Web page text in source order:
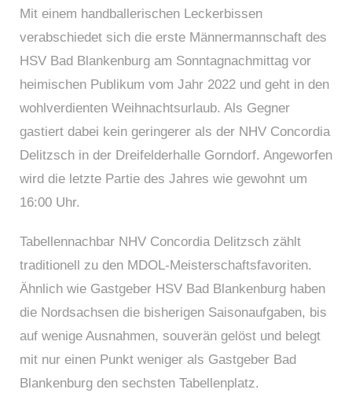
Mit einem handballerischen Leckerbissen
verabschiedet sich die erste Männermannschaft des
HSV Bad Blankenburg am Sonntagnachmittag vor
heimischen Publikum vom Jahr 2022 und geht in den
wohlverdienten Weihnachtsurlaub. Als Gegner
gastiert dabei kein geringerer als der NHV Concordia
Delitzsch in der Dreifelderhalle Gorndorf. Angeworfen
wird die letzte Partie des Jahres wie gewohnt um
16:00 Uhr.
Tabellennachbar NHV Concordia Delitzsch zählt
traditionell zu den MDOL-Meisterschaftsfavoriten.
Ähnlich wie Gastgeber HSV Bad Blankenburg haben
die Nordsachsen die bisherigen Saisonaufgaben, bis
auf wenige Ausnahmen, souverän gelöst und belegt
mit nur einen Punkt weniger als Gastgeber Bad
Blankenburg den sechsten Tabellenplatz.